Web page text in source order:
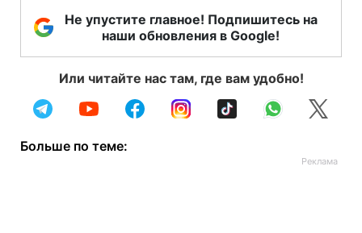
Не упустите главное! Подпишитесь на
наши обновления в Google!
Или читайте нас там, где вам удобно!
Больше по теме: